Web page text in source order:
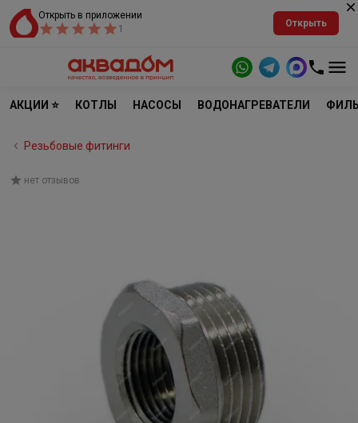
Открыть в приложении
1
Открыть
АКЦИИ ⭐ КОТЛЫ НАСОСЫ ВОДОНАГРЕВАТЕЛИ
Резьбовые фитинги
нет отзывов